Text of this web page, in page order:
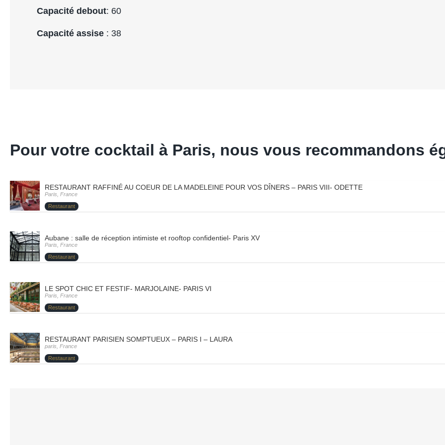
Capacité debout: 60
Capacité assise : 38
Pour votre cocktail à Paris, nous vous recommandons
RESTAURANT RAFFINÉ AU COEUR DE LA MADELEINE POUR VOS DÎNERS – PARIS VIII- ODETTE
Paris, France
Restaurant
Aubane : salle de réception intimiste et rooftop confidentiel- Paris XV
Paris, France
Restaurant
LE SPOT CHIC ET FESTIF- MARJOLAINE- PARIS VI
Paris, France
Restaurant
RESTAURANT PARISIEN SOMPTUEUX – PARIS I – LAURA
paris, France
Restaurant